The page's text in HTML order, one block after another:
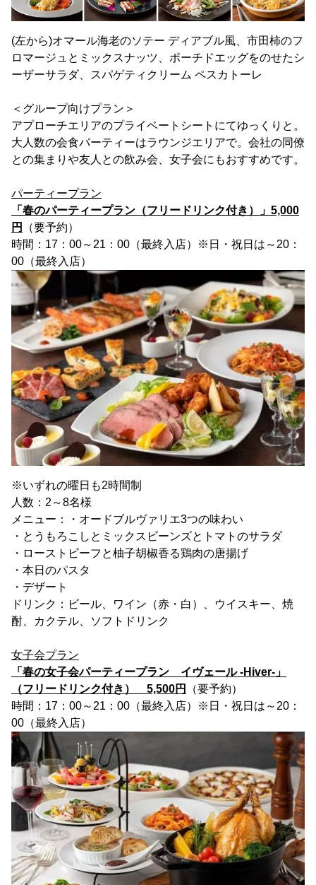
(左から)オマール海老のソテー ディアブル風、市田柿のフ
ロマージュとミックスナッツ、ポーチドエッグをのせたシ
ーザーサラダ、スパゲティクリーム ペスカトーレ
＜グループ向けプラン＞
アプローチエリアのプライベートシートにてゆっくりと。
大人数の会食パーティーはラウンジエリアで。会社の同僚
との集まりや友人との飲み会、女子会にもおすすめです。
パーティープラン
「春のパーティープラン（フリードリンク付き）」5,000
円
（要予約）
時間：17：00～21：00（最終入店）※日・祝日は～20：
00（最終入店）
※いずれの曜日も2時間制
人数：2～8名様
メニュー：・オードブルヴァリエ3つの味わい
・とうもろこしとミックスビーンズとトマトのサラダ
・ローストビーフと柚子胡椒香る鶏肉の唐揚げ
・本日のパスタ
・デザート
ドリンク：ビール、ワイン（赤・白）、ウイスキー、焼
酎、カクテル、ソフトドリンク
女子会プラン
「春の女子会パーティープラン イヴェール -Hiver-」
（フリードリンク付き） 5,500円
（要予約）
時間：17：00～21：00（最終入店）※日・祝日は～20：
00（最終入店）